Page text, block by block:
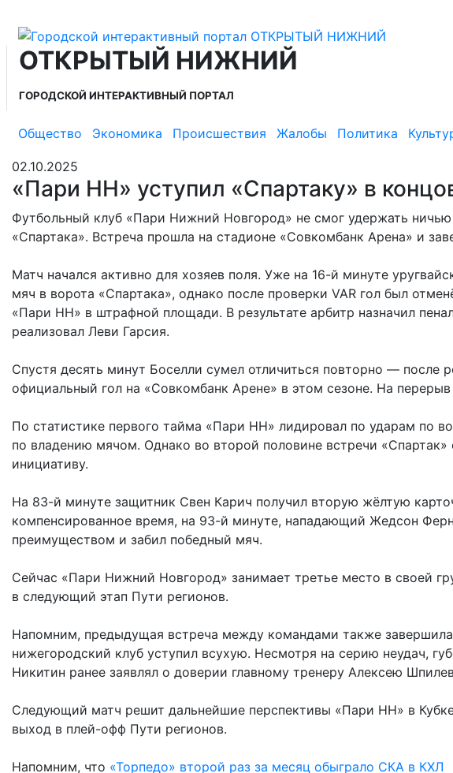
ОТКРЫТЫЙ НИЖНИЙ
ГОРОДСКОЙ ИНТЕРАКТИВНЫЙ ПОРТАЛ
Общество Экономика Происшествия Жалобы Политика
02.10.2025
«Пари НН» уступил «Спартаку» в
Футбольный клуб «Пари Нижний Новгород» не смог удержать
«Спартака». Встреча прошла на стадионе «Совкомбанк Арена» и
Матч начался активно для хозяев поля. Уже на 16-й минуте
мяч в ворота «Спартака», однако после проверки VAR гол был
«Пари НН» в штрафной площади. В результате арбитр назначил
реализовал Леви Гарсия.
Спустя десять минут Боселли сумел отличиться повторно — после
официальный гол на «Совкомбанк Арене» в этом сезоне. На
По статистике первого тайма «Пари НН» лидировал по ударам по
по владению мячом. Однако во второй половине встречи
инициативу.
На 83-й минуте защитник Свен Карич получил вторую жёлтую
компенсированное время, на 93-й минуте, нападающий Жедсон
преимуществом и забил победный мяч.
Сейчас «Пари Нижний Новгород» занимает третье место в своей
в следующий этап Пути регионов.
Напомним, предыдущая встреча между командами также
нижегородский клуб уступил всухую. Несмотря на серию неудач,
Никитин ранее заявлял о доверии главному тренеру Алексею
Следующий матч решит дальнейшие перспективы «Пари НН» в
выход в плей-офф Пути регионов.
Напомним, что «Торпедо» второй раз за месяц обыграло СКА в КХЛ